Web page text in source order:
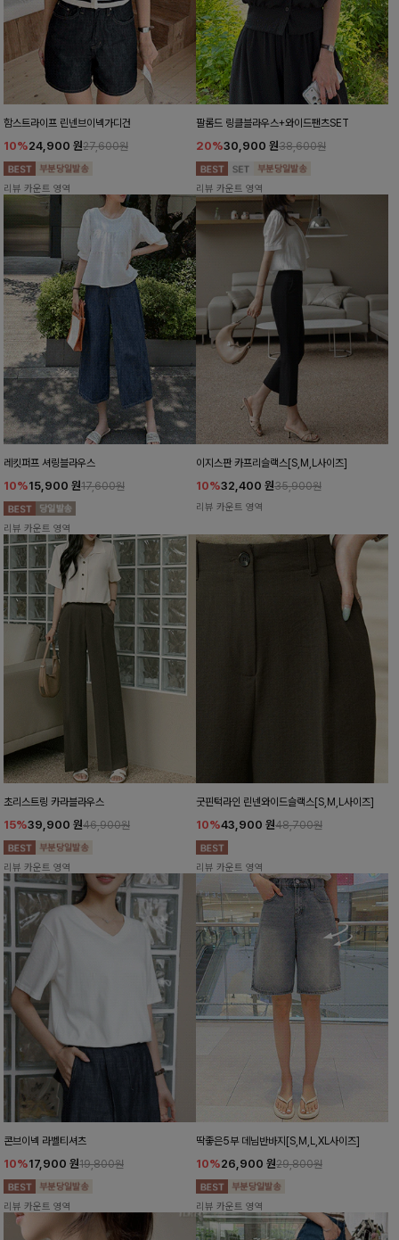
함스트라이프 린넨브이넥가디건
10%24,900 원27,600원
리뷰 카운트 영역
팔롬드 링클블라우스+와이드팬츠SET
20%30,900 원38,600원
리뷰 카운트 영역
레킷퍼프 셔링블라우스
10%15,900 원17,600원
리뷰 카운트 영역
이지스판 카프리슬랙스[S,M,L사이즈]
10%32,400 원35,900원
리뷰 카운트 영역
초리스트링 카라블라우스
15%39,900 원46,900원
리뷰 카운트 영역
굿핀턱라인 린넨와이드슬랙스[S,M,L사이즈]
10%43,900 원48,700원
리뷰 카운트 영역
콘브이넥 라벨티셔츠
10%17,900 원19,800원
리뷰 카운트 영역
딱좋은5부 데님반바지[S,M,L,XL사이즈]
10%26,900 원29,800원
리뷰 카운트 영역